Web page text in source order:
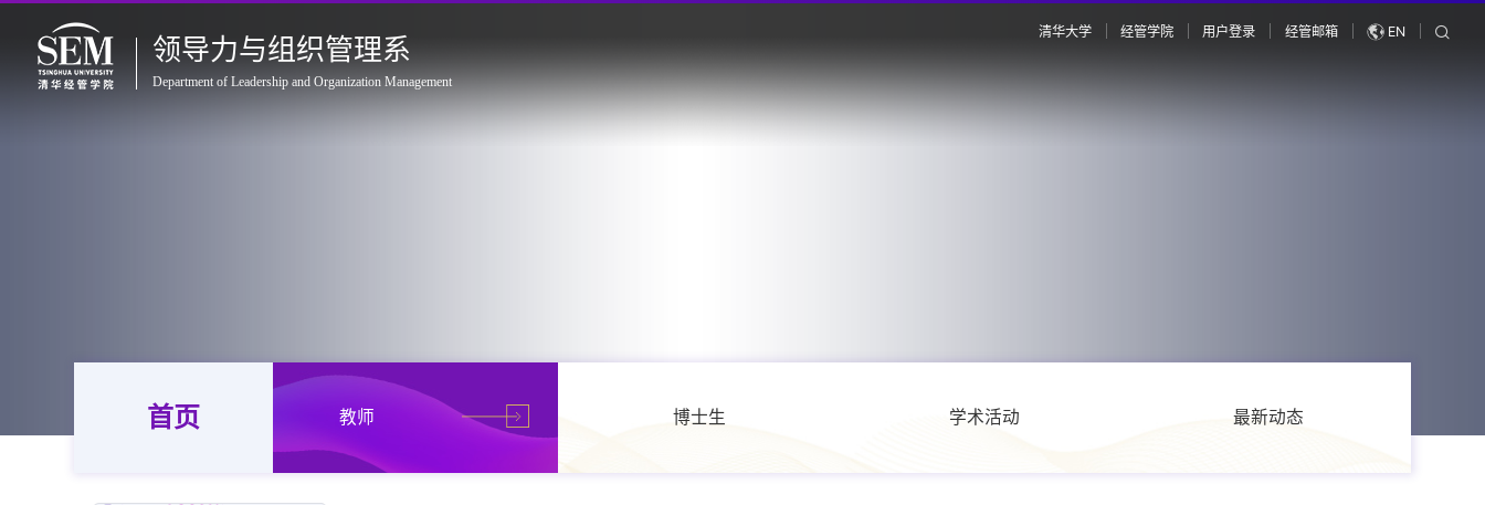
领导力与组织管理系
Department of Leadership and Organization Management
清华大学 经管学院 用户登录 经管邮箱 EN
首页 教师 博士生 学术活动 最新动态